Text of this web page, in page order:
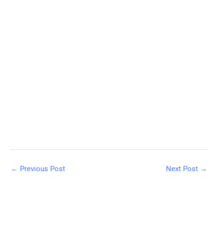
← Previous Post Next Post →